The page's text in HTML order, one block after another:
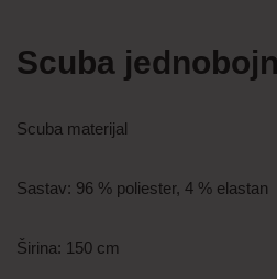
Scuba
Scuba materijal
Sastav: 96 % poliester, 4 % elastan
Širina: 150 cm